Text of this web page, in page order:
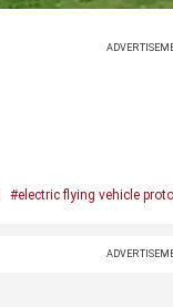
#electric flying vehicle